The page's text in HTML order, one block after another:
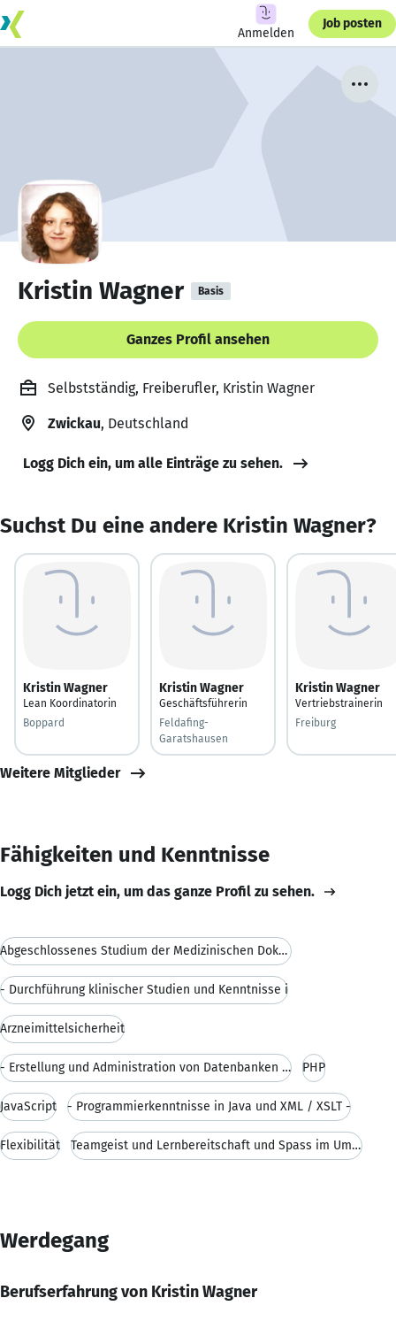
Anmelden
Job posten
Kristin Wagner Basis
Ganzes Profil ansehen
Selbstständig, Freiberufler, Kristin Wagner
Zwickau, Deutschland
Logg Dich ein, um alle Einträge zu sehen.
Suchst Du eine andere Kristin Wagner?
Kristin Wagner
Lean Koordinatorin
Boppard
Kristin Wagner
Geschäftsführerin
Feldafing-
Garatshausen
Kristin Wagner
Vertriebstrainerin
Freiburg
Weitere Mitglieder
Fähigkeiten und Kenntnisse
Logg Dich jetzt ein, um das ganze Profil zu sehen.
Abgeschlossenes Studium der Medizinischen Dokument
- Durchführung klinischer Studien und Kenntnisse i
Arzneimittelsicherheit
- Erstellung und Administration von Datenbanken un PHP
JavaScript - Programmierkenntnisse in Java und XML / XSLT -
Flexibilität Teamgeist und Lernbereitschaft und Spass im Umgang
Werdegang
Berufserfahrung von Kristin Wagner